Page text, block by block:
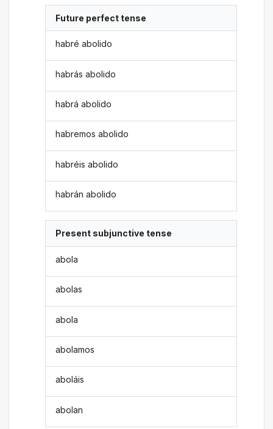
Future perfect tense
habré abolido
habrás abolido
habrá abolido
habremos abolido
habréis abolido
habrán abolido
Present subjunctive tense
abola
abolas
abola
abolamos
aboláis
abolan